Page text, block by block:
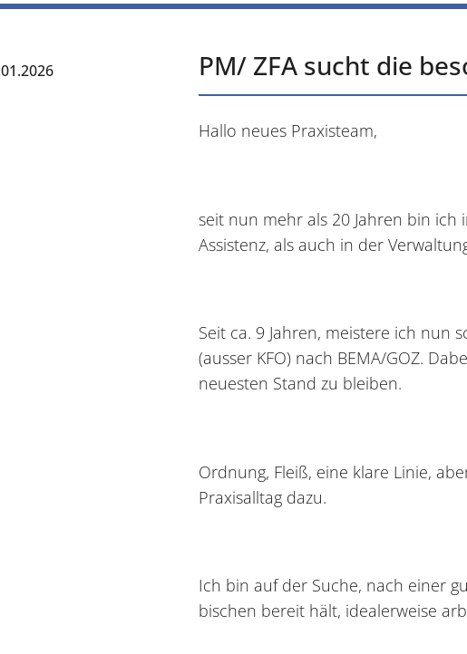
PM/ ZFA sucht die
Hallo neues Praxisteam,
seit nun mehr als 20 Jahren bin
Assistenz, als auch in der
Seit ca. 9 Jahren, meistere ich nun
(ausser KFO) nach BEMA/GOZ.
neuesten Stand zu bleiben.
Ordnung, Fleiß, eine klare Linie,
Praxisalltag dazu.
Ich bin auf der Suche, nach einer
bischen bereit hält, idealerweise